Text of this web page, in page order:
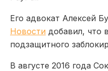
Его адвокат Алексей
Новости добавил, что
подзащитного
В августе 2016 года